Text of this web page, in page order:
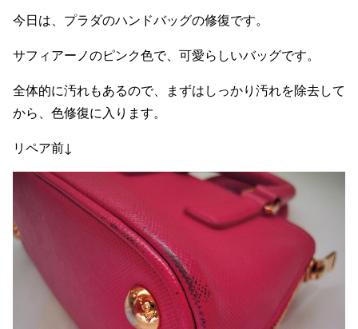
今日は、プラダのハンドバッグの修復です。
サフィアーノのピンク色で、可愛らしいバッグです。
全体的に汚れもあるので、まずはしっかり汚れを除去して
から、色修復に入ります。
リペア前↓